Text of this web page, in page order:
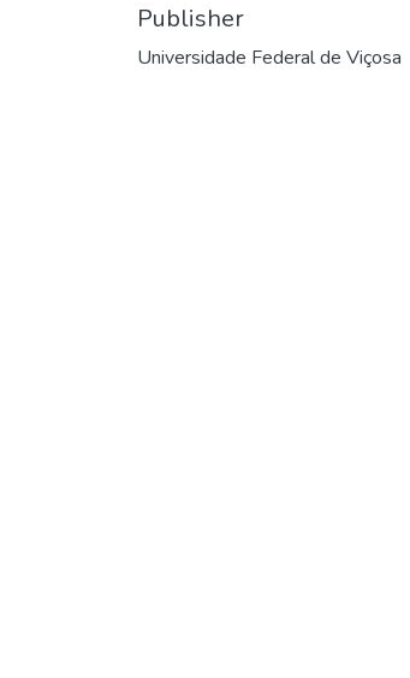
Publisher
Universidade Federal de Viçosa